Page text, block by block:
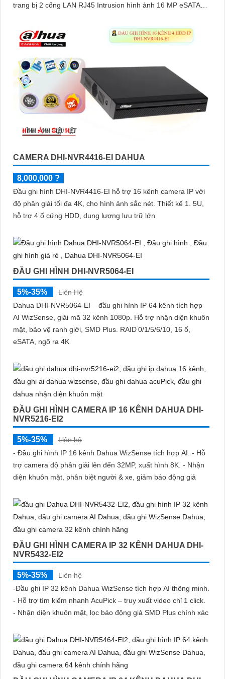
trang bị 2 cổng LAN RJ45 Intrusion hình ảnh 16 MP eSATA
CAMERA DHI-NVR4416-EI DAHUA
8,000,000 ?
Đầu ghi hình DHI-NVR4416-EI hỗ trợ 16 kênh camera IP với
độ phân giải tối đa 4K, cho hình ảnh sắc nét. Thiết kế 1. 5U,
hỗ trợ 4 ổ cứng HDD, dung lượng lưu trữ lớn
ĐẦU GHI HÌNH DHI-NVR5064-EI
5%-35%
Liên Hệ
Dahua DHI‑NVR5064‑EI – đầu ghi hình IP 64 kênh tích hợp
AI WizSense, giải mã 32 kênh 1080p. Hỗ trợ nhận diện khuôn
mặt, bảo vệ ranh giới, SMD Plus. RAID 0/1/5/6/10, 16 ổ,
eSATA, ngõ ra 4K
ĐẦU GHI HÌNH CAMERA IP 16 KÊNH DAHUA DHI-
NVR5216-EI2
5%-35%
Liên hệ
- Đầu ghi hình IP 16 kênh Dahua WizSense tích hợp AI. - Hỗ
trợ camera độ phân giải lên đến 32MP, xuất hình 8K. - Nhận
diện khuôn mặt, phân biệt người & xe, giảm báo động giả
ĐẦU GHI HÌNH CAMERA IP 32 KÊNH DAHUA DHI-
NVR5432-EI2
5%-35%
Liên hệ
-Đầu ghi IP 32 kênh Dahua WizSense tích hợp AI thông minh.
- Hỗ trợ tìm kiếm nhanh AcuPick – truy xuất video chỉ 1 click.
- Nhận diện khuôn mặt, lọc báo động giả SMD Plus chính xác